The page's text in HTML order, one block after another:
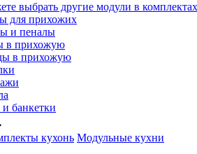
выбрать другие модули в
для прихожих
и пеналы
в прихожую
в прихожую
банкетки
кухонь Модульные кухни